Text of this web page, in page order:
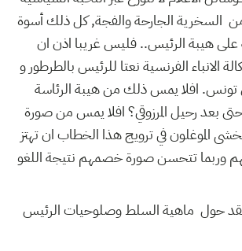
من السخرية الجارحة والفجة, كل ذلك أسوة
على هيبة الرئيس.. فليس غريبا اذن ان
الفرنسية نعتا للرئيس بالطرطور و
تونس. افلا يمس ذلك من هيبة الرئاسة
بعد رحيل المرزوقي؟ افلا يمس من صورة
الموغلون في ترويج هذا الخطاب ان تهتز
وربما تتحسن صورة خصمهم نتيجة اللغو
حول ماهية السلط وصلوحيات الرئيس